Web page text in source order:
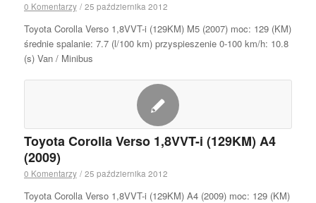
0 Komentarzy / 25 października 2012
Toyota Corolla Verso 1,8VVT-i (129KM) M5 (2007) moc: 129 (KM)
średnie spalanie: 7.7 (l/100 km) przyspieszenie 0-100 km/h: 10.8
(s) Van / Minibus
Toyota Corolla Verso 1,8VVT-i (129KM) A4
(2009)
0 Komentarzy / 25 października 2012
Toyota Corolla Verso 1,8VVT-i (129KM) A4 (2009) moc: 129 (KM)